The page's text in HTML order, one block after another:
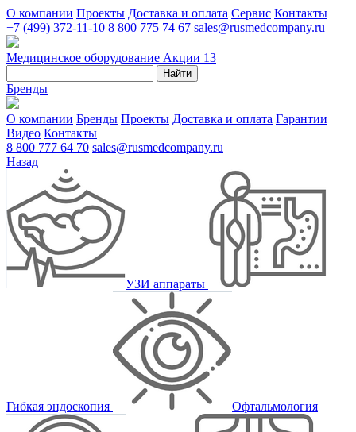
О компании Проекты Доставка и оплата Сервис Контакты
+7 (499) 372-11-10 8 800 775 74 67 sales@rusmedcompany.ru
Медицинское оборудование Акции 13
Найти
Бренды
О компании Бренды Проекты Доставка и оплата Гарантии
Видео Контакты
8 800 777 64 70 sales@rusmedcompany.ru
Назад
УЗИ аппараты
Гибкая эндоскопия Офтальмология